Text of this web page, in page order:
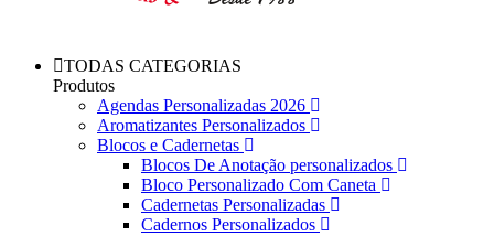
TODAS CATEGORIAS
Produtos
Agendas Personalizadas 2026
Aromatizantes Personalizados
Blocos e Cadernetas
Blocos De Anotação personalizados
Bloco Personalizado Com Caneta
Cadernetas Personalizadas
Cadernos Personalizados